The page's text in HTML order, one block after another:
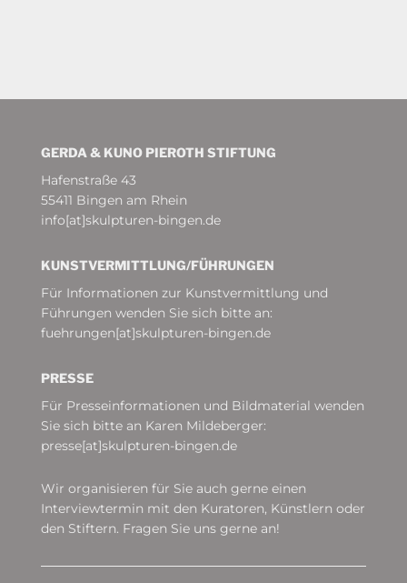
GERDA & KUNO PIEROTH STIFTUNG
Hafenstraße 43
55411 Bingen am Rhein
info[at]skulpturen-bingen.de
KUNSTVERMITTLUNG/­FÜHRUNGEN
Für Informationen zur Kunstvermittlung und
Führungen wenden Sie sich bitte an:
fuehrungen[at]skulpturen-bingen.de
PRESSE
Für Presseinformationen und Bildmaterial wenden
Sie sich bitte an Karen Mildeberger:
presse[at]skulpturen-bingen.de
Wir organisieren für Sie auch gerne einen
Interviewtermin mit den Kuratoren, Künstlern oder
den Stiftern. Fragen Sie uns gerne an!